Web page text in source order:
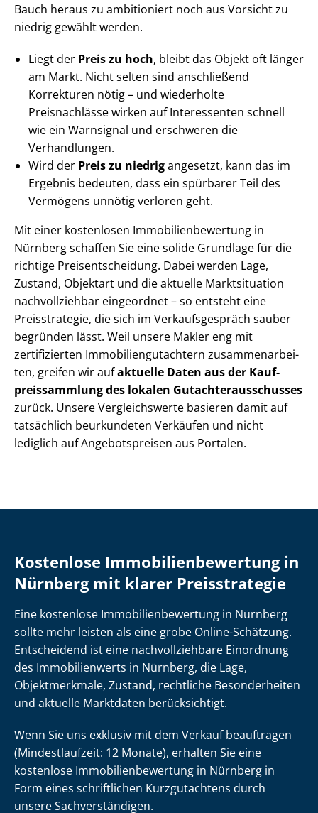
Bauch heraus zu ambitioniert noch aus Vorsicht zu
niedrig gewählt werden.
Liegt der Preis zu hoch, bleibt das Objekt oft länger
am Markt. Nicht selten sind anschließend
Korrekturen nötig – und wiederholte
Preisnachlässe wirken auf Interessenten schnell
wie ein Warnsignal und erschweren die
Verhandlungen.
Wird der Preis zu niedrigangesetzt, kann das im
Ergebnis bedeuten, dass ein spürbarer Teil des
Vermögens unnötig verloren geht.
Mit einer kostenlosen Im­mo­bi­li­en­be­wer­tung in
Nürnberg schaffen Sie eine solide Grundlage für die
richtige Preis­ent­schei­dung. Dabei werden Lage,
Zustand, Objektart und die aktuelle Marktsituation
nachvollziehbar eingeordnet – so entsteht eine
Preisstrategie, die sich im Ver­kaufs­ge­spräch sauber
begründen lässt. Weil unsere Makler eng mit
zertifizierten Im­mo­bi­li­en­gut­ach­tern zu­sam­men­ar­bei­
ten, greifen wir aufaktuelle Daten aus der Kauf­
preis­samm­lung des lokalen Gut­ach­ter­aus­schus­ses
zurück. Unsere Vergleichswerte basieren damit auf
tatsächlich beurkundeten Verkäufen und nicht
lediglich auf Angebotspreisen aus Portalen.
Kostenlose Im­mo­bi­li­en­be­wer­tung in
Nürnberg mit klarer Preisstrategie
Eine kostenlose Im­mo­bi­li­en­be­wer­tung in Nürnberg
sollte mehr leisten als eine grobe Online-Schätzung.
Entscheidend ist eine nach­voll­zieh­ba­re Einordnung
des Immobilienwerts in Nürnberg, die Lage,
Objektmerkmale, Zustand, rechtliche Besonderheiten
und aktuelle Marktdaten berücksichtigt.
Wenn Sie uns exklusiv mit dem Verkauf beauftragen
(Mindestlaufzeit: 12 Monate), erhalten Sie eine
kostenlose Im­mo­bi­li­en­be­wer­tung in Nürnberg in
Form eines schriftlichen Kurzgutachtens durch
unsere Sach­ver­stän­di­gen.